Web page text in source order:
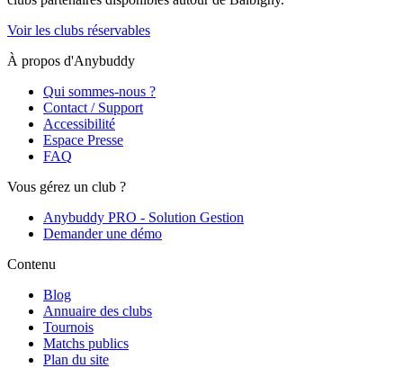
Voir les clubs réservables
À propos d'Anybuddy
Qui sommes-nous ?
Contact / Support
Accessibilité
Espace Presse
FAQ
Vous gérez un club ?
Anybuddy PRO - Solution Gestion
Demander une démo
Contenu
Blog
Annuaire des clubs
Tournois
Matchs publics
Plan du site